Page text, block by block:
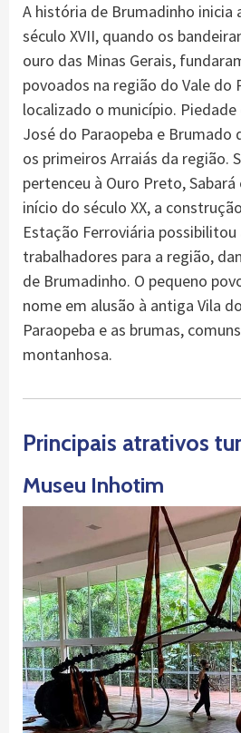
A história de Brumadinho inicia
século XVII, quando os
ouro das Minas Gerais,
povoados na região do Vale do
localizado o município. Piedade
José do Paraopeba e Brumado
os primeiros Arraiás da região.
pertenceu à Ouro Preto,
início do século XX, a
Estação Ferroviária possibilitou
trabalhadores para a região,
de Brumadinho. O pequeno
nome em alusão à antiga Vila
Paraopeba e as brumas,
montanhosa.
Principais atrativos
Museu Inhotim